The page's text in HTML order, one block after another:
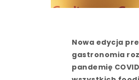
Nowa edycja
gastronomia
pandemię